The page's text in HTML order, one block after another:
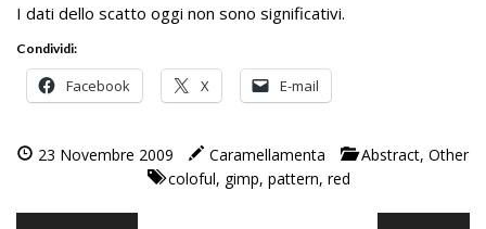
I dati dello scatto oggi non sono significativi.
Condividi:
Facebook X E-mail
23 Novembre 2009 Caramellamenta Abstract, Other
coloful, gimp, pattern, red